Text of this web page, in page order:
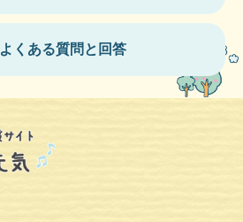
よくある質問と回答